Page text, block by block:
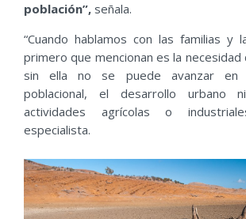
población”, señala.
“Cuando hablamos con las familias y
primero que mencionan es la necesidad
sin ella no se puede avanzar en
poblacional, el desarrollo urbano
actividades agrícolas o
especialista.